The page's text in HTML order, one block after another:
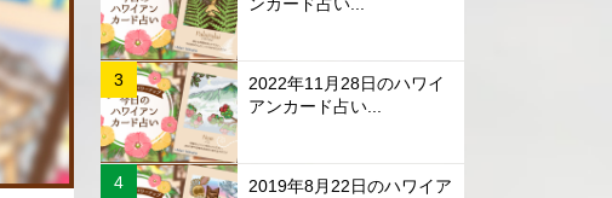
ンカード占い...
2022年11月28日のハワイ
アンカード占い...
2019年8月22日のハワイア